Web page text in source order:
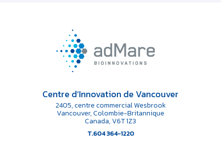
Centre d’Innovation de Vancouver
2405, centre commercial Wesbrook
Vancouver, Colombie-Britannique
Canada, V6T 1Z3
T.604 364-1220